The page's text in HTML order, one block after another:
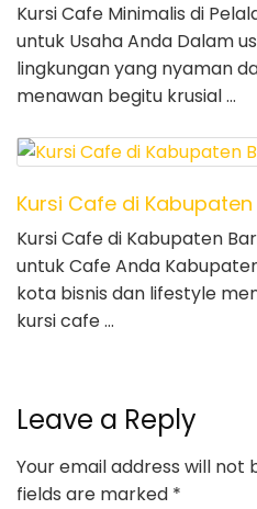
Kursi Cafe Minimalis di
untuk Usaha Anda Dalam
lingkungan yang nyaman
menawan begitu krusial …
Kursi Cafe di
Kursi Cafe di Kabupaten
untuk Cafe Anda
kota bisnis dan lifestyle
kursi cafe …
Leave a Reply
Your email address will not
fields are marked *